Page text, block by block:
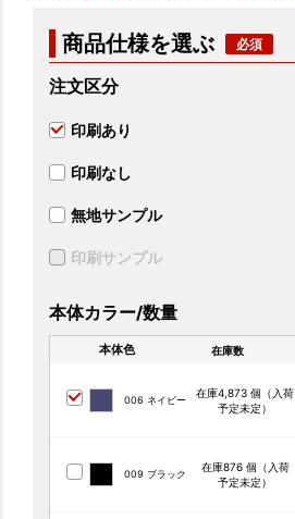
商品仕様を選ぶ
注文区分
印刷あり
印刷なし
無地サンプル
印刷サンプル
本体カラー/数量
本体色 在庫数
006 ネイビー
在庫4,873 個（入荷
予定未定）
009 ブラック
在庫876 個（入荷
予定未定）